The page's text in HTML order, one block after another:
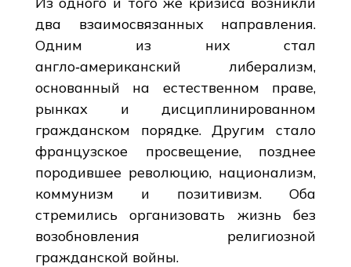
два взаимосвязанных направления.
Одним из них стал
англо‑американский либерализм,
основанный на естественном праве,
рынках и дисциплинированном
гражданском порядке. Другим стало
французское просвещение, позднее
породившее революцию, национализм,
коммунизм и позитивизм. Оба
стремились организовать жизнь без
возобновления религиозной
гражданской войны.